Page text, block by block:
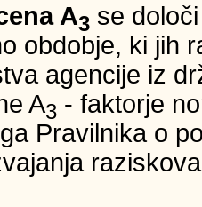
A3 se
obdobje, ki jih
agencije iz
A3 - faktorje
Pravilnika o